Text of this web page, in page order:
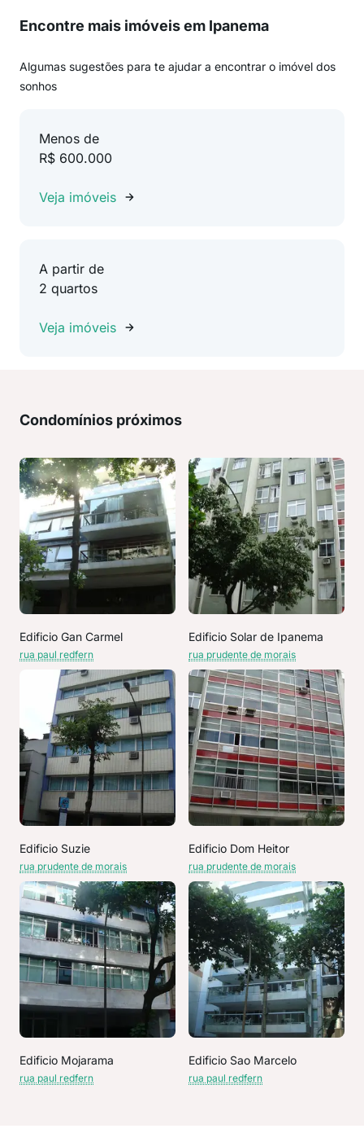
Encontre mais imóveis em Ipanema
Algumas sugestões para te ajudar a encontrar o imóvel dos
sonhos
Menos de
R$ 600.000
Veja imóveis
A partir de
2 quartos
Veja imóveis
Condomínios próximos
Edificio Gan Carmel
rua paul redfern
Edificio Solar de Ipanema
rua prudente de morais
Edificio Suzie
rua prudente de morais
Edificio Dom Heitor
rua prudente de morais
Edificio Mojarama
rua paul redfern
Edificio Sao Marcelo
rua paul redfern